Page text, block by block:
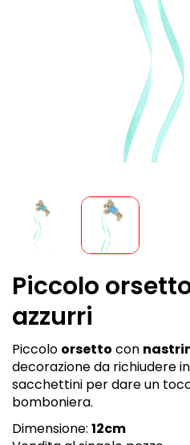
Piccolo
azzurri
Piccolo orsetto con
decorazione da richiudere
sacchettini per dare un
bomboniera.
Dimensione: 12cm